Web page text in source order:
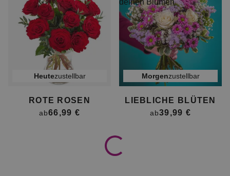
heutezustellbar
ROTE ROSEN
ab66,99 €
morgenzustellbar
LIEBLICHE BLÜTEN
ab39,99 €